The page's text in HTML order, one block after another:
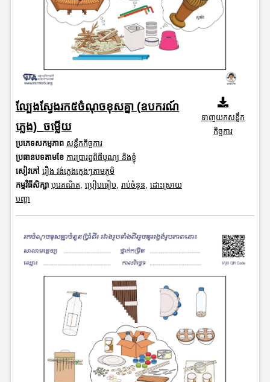
ល្បែងស្វែងរក៥ចំណុចខុសគ្នា (ឧបករណ៍
ភ្លេង)_ចម្លើយ
ប្រភេទសកម្មភាព សន្លឹកកិច្ចការ
ប្រធានបទតាមខែ ការប្រារព្ធពិធីបុណ្យ និងខ្ញុំ
សៀវភៅ រឿង វង់ភ្លេងក្មេងៗតាមភូមិ
កម្មវិធីសិក្សា បុរេគណិត ប្រៀបធៀប, រាប់ចំនួន ដោះស្រាយ
បញ្ហា
ទាញយកសន្លឹក
កិច្ចការ